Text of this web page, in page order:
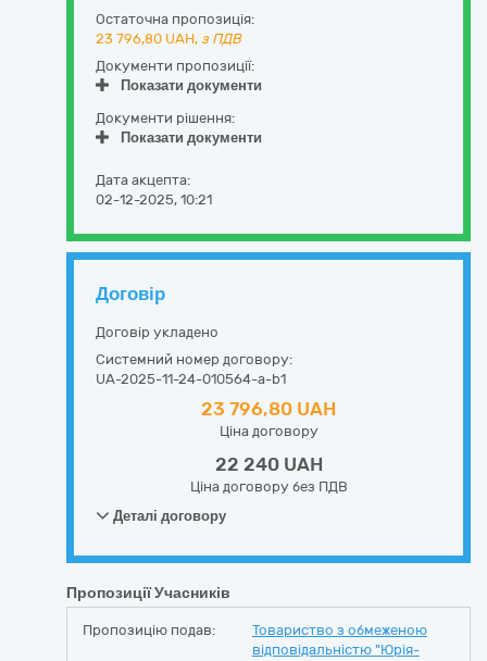
Остаточна пропозиція:
23 796,80 UAH, з ПДВ
Документи пропозиції:
Показати документи
Документи рішення:
Показати документи
Дата акцепта:
02-12-2025, 10:21
Договір
Договір укладено
Системний номер договору:
UA-2025-11-24-010564-a-b1
23 796,80 UAH
Ціна договору
22 240 UAH
Ціна договору без ПДВ
Деталі договору
Пропозиції Учасників
Пропозицію подав:
Товариство з обмеженою
відповідальністю "Юрія-